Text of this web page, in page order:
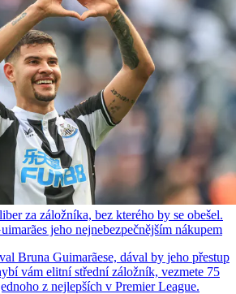
za záložníka, bez kterého by se obešel.
jeho nejnebezpečnějším nákupem
Bruna Guimarãese, dával by jeho přestup
vám elitní střední záložník, vezmete 75
z nejlepších v Premier League.